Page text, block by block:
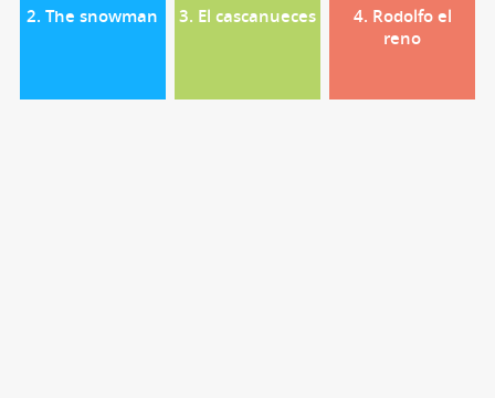
2. The snowman 3. El cascanueces
4. Rodolfo el
reno